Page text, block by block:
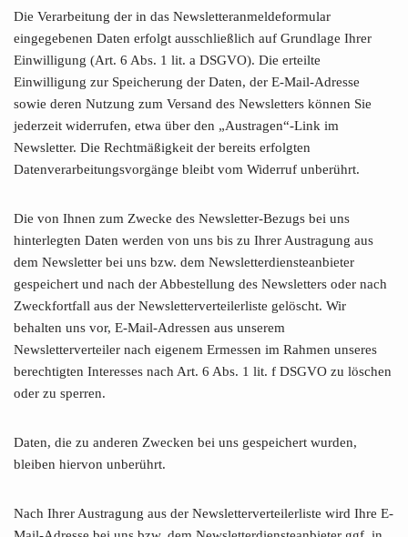
Die Verarbeitung der in das Newsletteranmeldeformular
eingegebenen Daten erfolgt ausschließlich auf Grundlage Ihrer
Einwilligung (Art. 6 Abs. 1 lit. a DSGVO). Die erteilte
Einwilligung zur Speicherung der Daten, der E-Mail-Adresse
sowie deren Nutzung zum Versand des Newsletters können Sie
jederzeit widerrufen, etwa über den „Austragen“-Link im
Newsletter. Die Rechtmäßigkeit der bereits erfolgten
Datenverarbeitungsvorgänge bleibt vom Widerruf unberührt.
Die von Ihnen zum Zwecke des Newsletter-Bezugs bei uns
hinterlegten Daten werden von uns bis zu Ihrer Austragung aus
dem Newsletter bei uns bzw. dem Newsletterdiensteanbieter
gespeichert und nach der Abbestellung des Newsletters oder nach
Zweckfortfall aus der Newsletterverteilerliste gelöscht. Wir
behalten uns vor, E-Mail-Adressen aus unserem
Newsletterverteiler nach eigenem Ermessen im Rahmen unseres
berechtigten Interesses nach Art. 6 Abs. 1 lit. f DSGVO zu löschen
oder zu sperren.
Daten, die zu anderen Zwecken bei uns gespeichert wurden,
bleiben hiervon unberührt.
Nach Ihrer Austragung aus der Newsletterverteilerliste wird Ihre E-